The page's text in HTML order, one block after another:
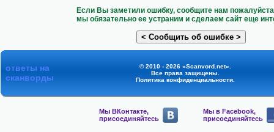
Если Вы заметили ошибку, сообщите нам
мы обязательно ее устраним и сделаем сайт еще
ответы на
сканворды
© 2010 - 2026 «Scanvord.net».
Все права защищены.
Политика конфиденциальности.
Мы ВКонтакте,
присоединяйтесь
Мы в Facebook,
присоединяйтесь